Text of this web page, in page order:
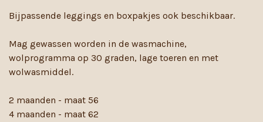
Bijpassende leggings en boxpakjes ook beschikbaar.
Mag gewassen worden in de wasmachine,
wolprogramma op 30 graden, lage toeren en met
wolwasmiddel.
2 maanden - maat 56
4 maanden - maat 62